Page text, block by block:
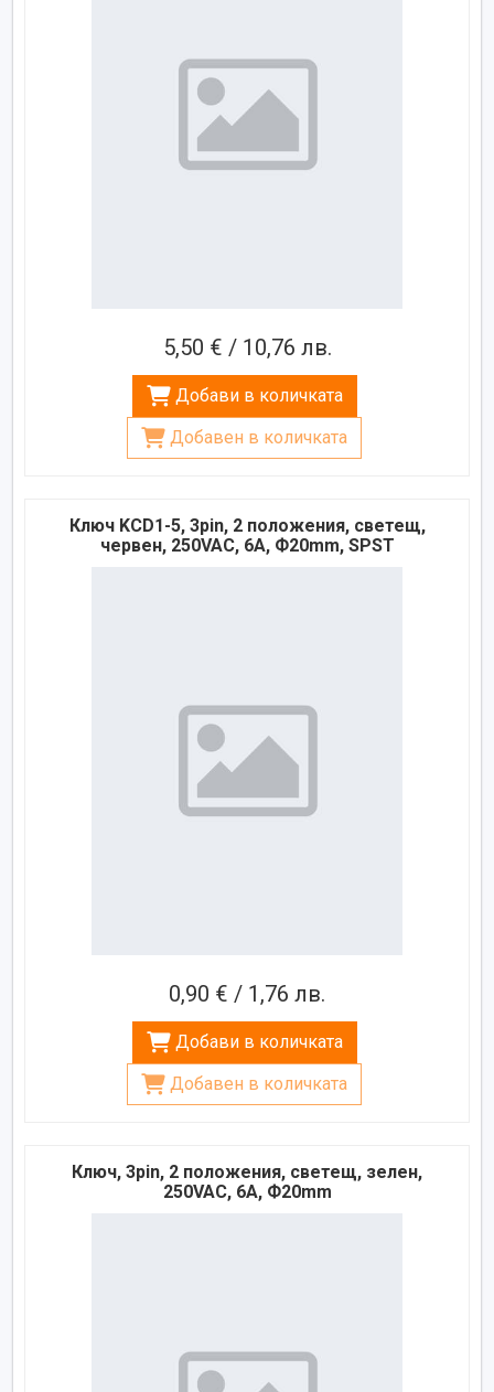
5,50 € / 10,76 лв.
Добави в количката
Добавен в количката
Ключ KCD1-5, 3pin, 2 положения, светещ,
червен, 250VAC, 6A, Ф20mm, SPST
0,90 € / 1,76 лв.
Добави в количката
Добавен в количката
Ключ, 3pin, 2 положения, светещ, зелен,
250VAC, 6A, Ф20mm